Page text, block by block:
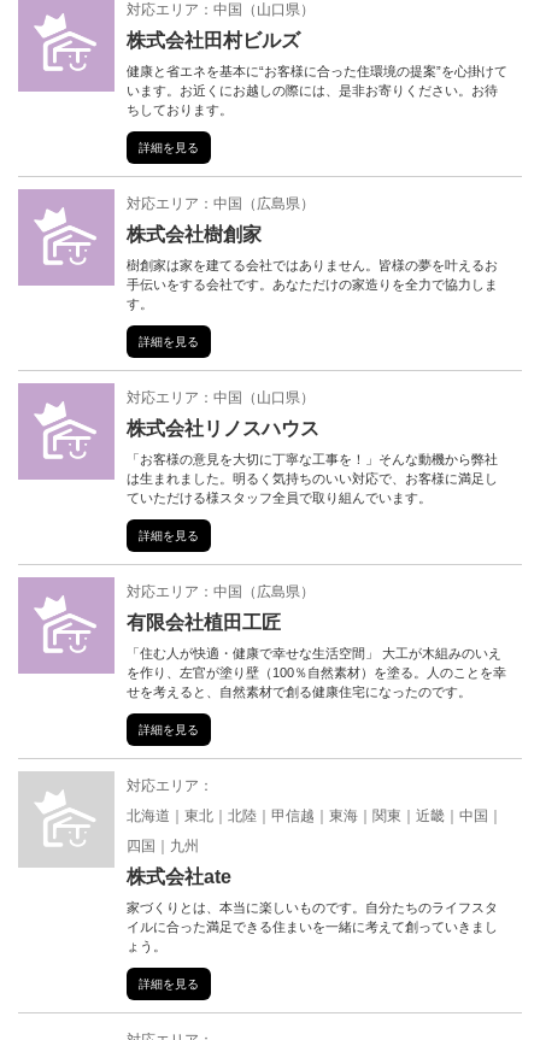
対応エリア： 中国 （ 山口県）
株式会社田村ビルズ
健康と省エネを基本に“お客様に合った住環境の提案”を心掛けて
います。お近くにお越しの際には、是非お寄りください。お待
ちしております。
詳細を見る
対応エリア： 中国 （ 広島県）
株式会社樹創家
樹創家は家を建てる会社ではありません。皆様の夢を叶えるお
手伝いをする会社です。あなただけの家造りを全力で協力しま
す。
詳細を見る
対応エリア： 中国 （ 山口県）
株式会社リノスハウス
「お客様の意見を大切に丁寧な工事を！」そんな動機から弊社
は生まれました。明るく気持ちのいい対応で、お客様に満足し
ていただける様スタッフ全員で取り組んでいます。
詳細を見る
対応エリア： 中国 （ 広島県）
有限会社植田工匠
「住む人が快適・健康で幸せな生活空間」 大工が木組みのいえ
を作り、左官が塗り壁（100％自然素材）を塗る。人のことを幸
せを考えると、自然素材で創る健康住宅になったのです。
詳細を見る
対応エリア：
北海道
東北 北陸 甲信越 東海 関東 近畿
中国
四国
九州
株式会社ate
家づくりとは、本当に楽しいものです。自分たちのライフスタ
イルに合った満足できる住まいを一緒に考えて創っていきまし
ょう。
詳細を見る